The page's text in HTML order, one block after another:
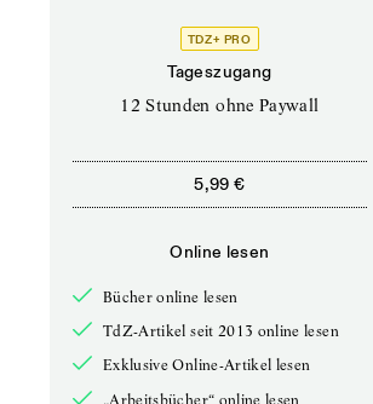
TDZ+ PRO
Tageszugang
12 Stunden ohne Paywall
5,99 €
Online lesen
Bücher online lesen
TdZ-Artikel seit 2013 online lesen
Exklusive Online-Artikel lesen
„Arbeitsbücher“ online lesen